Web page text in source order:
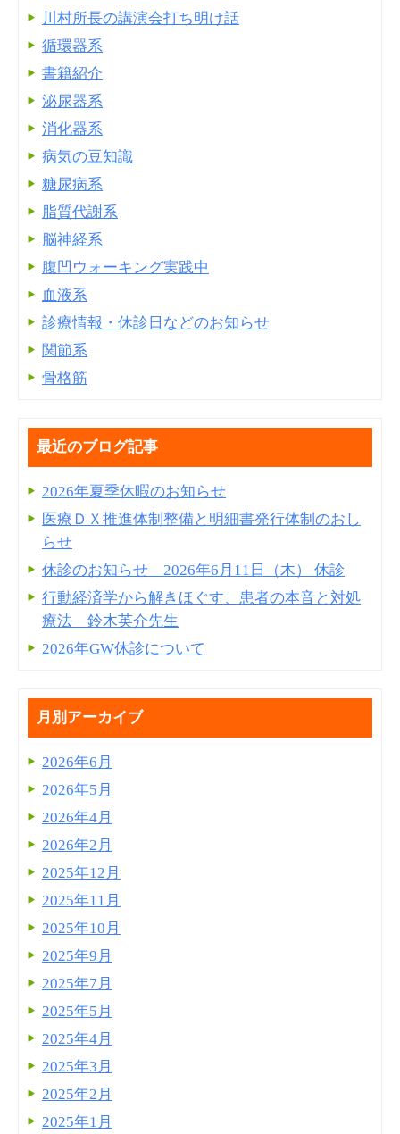
川村所長の講演会打ち明け話
循環器系
書籍紹介
泌尿器系
消化器系
病気の豆知識
糖尿病系
脂質代謝系
脳神経系
腹凹ウォーキング実践中
血液系
診療情報・休診日などのお知らせ
関節系
骨格筋
最近のブログ記事
2026年夏季休暇のお知らせ
医療ＤＸ推進体制整備と明細書発⾏体制のおし
らせ
休診のお知らせ 2026年6月11日（木） 休診
行動経済学から解きほぐす、患者の本音と対処
療法 鈴木英介先生
2026年GW休診について
月別アーカイブ
2026年6月
2026年5月
2026年4月
2026年2月
2025年12月
2025年11月
2025年10月
2025年9月
2025年7月
2025年5月
2025年4月
2025年3月
2025年2月
2025年1月